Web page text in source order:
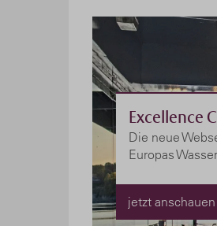
Excellence
Die neue
Europas
jetzt anschauen